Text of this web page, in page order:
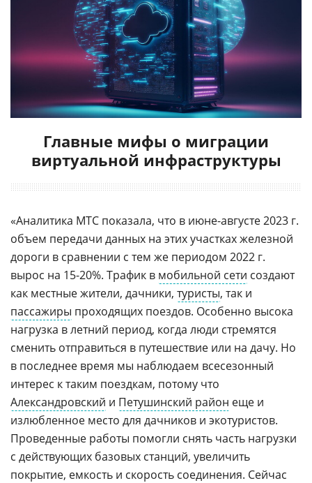
Главные мифы о миграции
виртуальной инфраструктуры
«Аналитика МТС показала, что в июне-августе 2023 г.
объем передачи данных на этих участках железной
дороги в сравнении с тем же периодом 2022 г.
вырос на 15-20%. Трафик в мобильной сети создают
как местные жители, дачники, туристы, так и
пассажиры проходящих поездов. Особенно высока
нагрузка в летний период, когда люди стремятся
сменить отправиться в путешествие или на дачу. Но
в последнее время мы наблюдаем всесезонный
интерес к таким поездкам, потому что
Александровский и Петушинский район еще и
излюбленное место для дачников и экотуристов.
Проведенные работы помогли снять часть нагрузки
с действующих базовых станций, увеличить
покрытие, емкость и скорость соединения. Сейчас